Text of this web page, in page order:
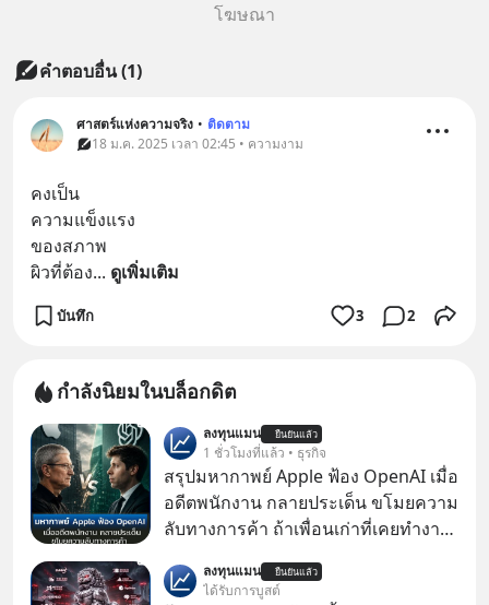
โฆษณา
คำตอบอื่น(1)
ศาสตร์แห่งความจริง • ติดตาม
18 ม.ค. 2025 เวลา 02:45 • ความงาม
คงเป็น
ความแข็งแรง
ของสภาพ
ผิวที่ต้อง... ดูเพิ่มเติม
บันทึก 3 2
กำลังนิยมในบล็อกดิต
ลงทุนแมน ยืนยันแล้ว
1 ชั่วโมงที่แล้ว • ธุรกิจ
สรุปมหากาพย์ Apple ฟ้อง OpenAI เมื่อ
อดีตพนักงาน กลายประเด็น ขโมยความ
ลับทางการค้า ถ้าเพื่อนเก่าที่เคยทำงาน
เก่าที่เขาเคยทำไว้ ตอนยังอยู่บริษัท
ลงทุนแมน ยืนยันแล้ว
ได้รับการบูสต์